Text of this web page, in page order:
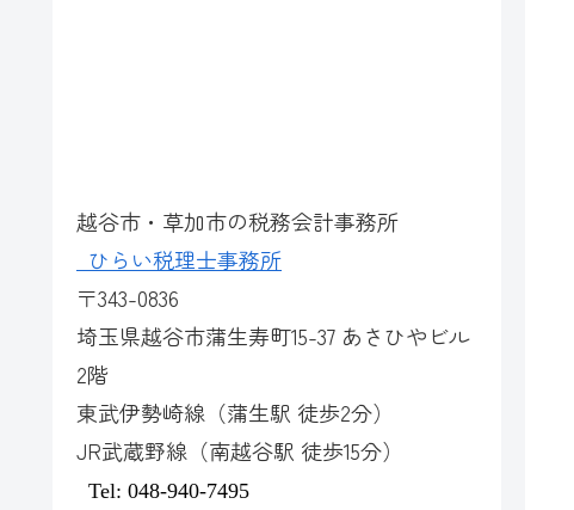
越谷市・草加市の税務会計事務所
ひらい税理士事務所
〒343-0836
埼玉県越谷市蒲生寿町15-37 あさひやビル
2階
東武伊勢崎線（蒲生駅 徒歩2分）
JR武蔵野線（南越谷駅 徒歩15分）
Tel: 048-940-7495